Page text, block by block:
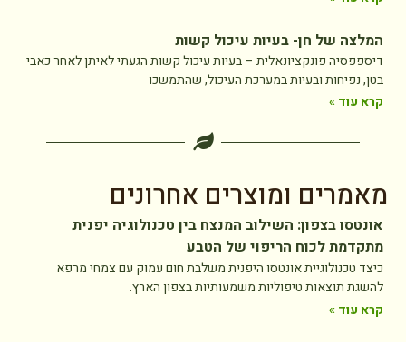
המלצה של חן- בעיות עיכול קשות
דיספפסיה פונקציונאלית – בעיות עיכול קשות הגעתי לאיתן לאחר כאבי
בטן, נפיחות ובעיות במערכת העיכול, שהתמשכו
קרא עוד »
מאמרים ומוצרים אחרונים
אונטסו בצפון: השילוב המנצח בין טכנולוגיה יפנית
מתקדמת לכוח הריפוי של הטבע
כיצד טכנולוגיית אונטסו היפנית משלבת חום עמוק עם צמחי מרפא
להשגת תוצאות טיפוליות משמעותיות בצפון הארץ.
קרא עוד »